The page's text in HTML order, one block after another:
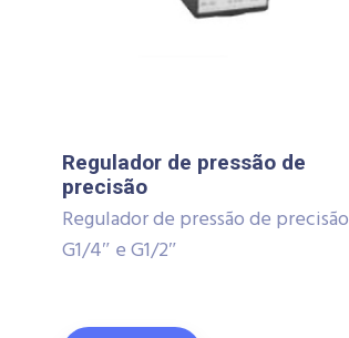
Regulador de pressão de
precisão
Regulador de pressão de precisão
G1/4″ e G1/2″